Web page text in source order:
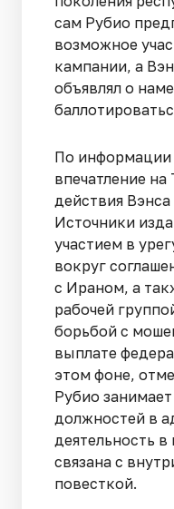
сам Рубио
возможное
кампании, а
объявлял о
По информации
впечатление
действия
Источники
участием в
вокруг
с Ираном, а
рабочей
борьбой с
выплате
этом фоне,
Рубио
должностей в
деятельность
связана с
повесткой.